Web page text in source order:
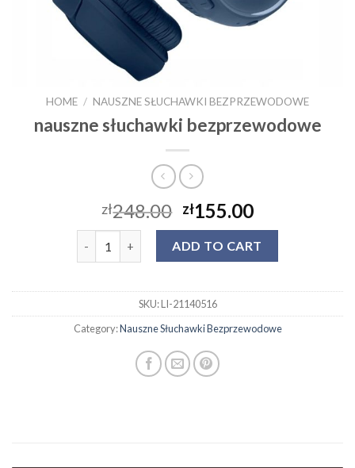
HOME / NAUSZNE SŁUCHAWKI BEZPRZEWODOWE
nauszne słuchawki bezprzewodowe
zł248.00 zł155.00
nauszne słuchawki bezprzewodowe quantity
ADD TO CART
SKU:LI-21140516
Category:Nauszne Słuchawki Bezprzewodowe